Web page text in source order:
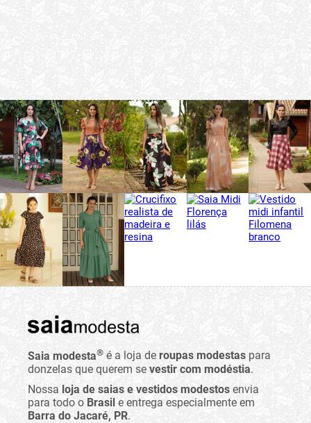
Saia modesta® é a loja de roupas modestas para
donzelas que querem se vestir com modéstia.
Nossa loja de saias e vestidos modestos envia
para todo o Brasil e entrega especialmente em
Barra do Jacaré, PR.